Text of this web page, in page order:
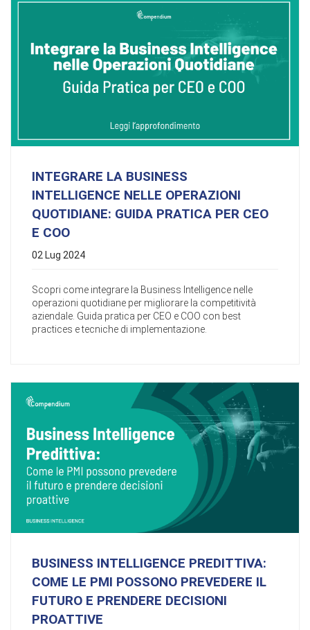
INTEGRARE LA BUSINESS
INTELLIGENCE NELLE OPERAZIONI
QUOTIDIANE: GUIDA PRATICA PER CEO
E COO
02 Lug 2024
Scopri come integrare la Business Intelligence nelle
operazioni quotidiane per migliorare la competitività
aziendale. Guida pratica per CEO e COO con best
practices e tecniche di implementazione.
BUSINESS INTELLIGENCE PREDITTIVA:
COME LE PMI POSSONO PREVEDERE IL
FUTURO E PRENDERE DECISIONI
PROATTIVE